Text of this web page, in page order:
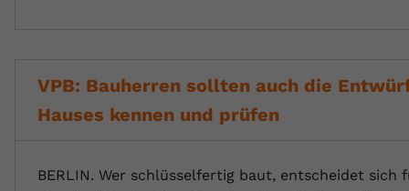
VPB: Bauherren sollten auch die
Hauses kennen und prüfen
BERLIN. Wer schlüsselfertig baut, entscheidet sich